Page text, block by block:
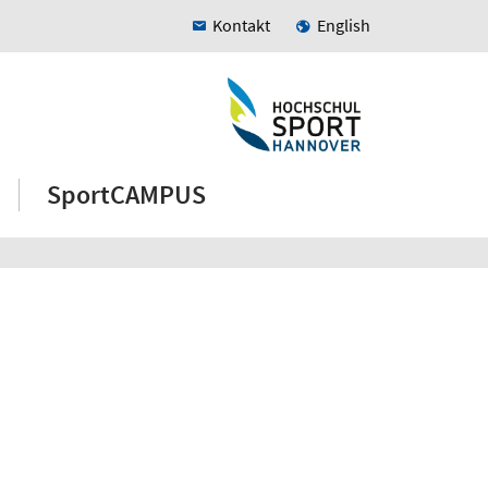
Kontakt English
SportCAMPUS